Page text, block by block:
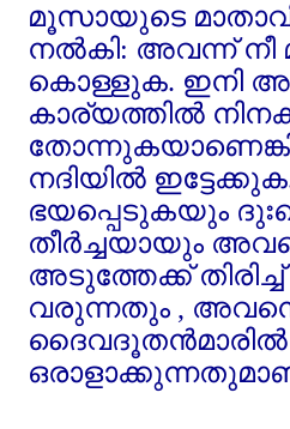
മൂസായുടെ
നല്‍കി: അവന്ന്‌
കൊള്ളുക. ഇനി
കാര്യത്തില്‍
നദിയില്‍
ഭയപ്പെടുകയും
തീര്‍ച്ചയായും
അടുത്തേക്ക്‌
വരുന്നതും ,
ദൈവദൂതന്‍മാരില്‍